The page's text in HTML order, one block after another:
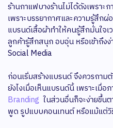
ร้านกาแฟบางร้านไม่ได้ดังเพราะ
เพราะบรรยากาศและความรู้สึกผ่
แบรนด์เสื้อผ้าทำให้คนรู้สึกมั่นใจ
ลูกค้ารู้สึกสนุก อบอุ่น หรือเข้าถึง
Social Media
ก่อนเริ่มสร้างแบรนด์ จึงควรถาม
ยังไงเมื่อเห็นแบรนด์นี้ เพราะเมื่
Branding ในส่วนอื่นก็จะง่ายขึ้นต
พูด รูปแบบคอนเทนต์ หรือแม้แต่